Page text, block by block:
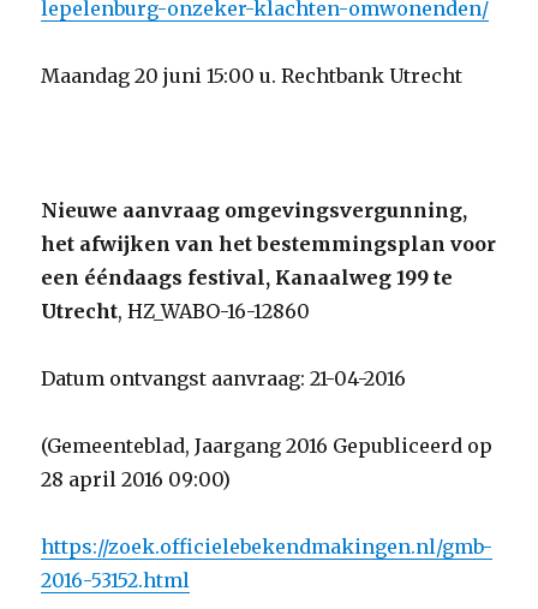
lepelenburg-onzeker-klachten-omwonenden/
Maandag 20 juni 15:00 u. Rechtbank Utrecht
Nieuwe aanvraag omgevingsvergunning,
het afwijken van het bestemmingsplan voor
een ééndaags festival, Kanaalweg 199 te
Utrecht, HZ_WABO-16-12860
Datum ontvangst aanvraag: 21-04-2016
(Gemeenteblad, Jaargang 2016 Gepubliceerd op
28 april 2016 09:00)
https://zoek.officielebekendmakingen.nl/gmb-
2016-53152.html